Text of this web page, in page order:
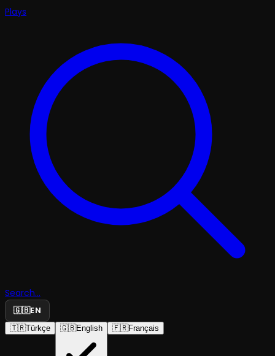
Plays
Search...
🇬🇧EN
🇹🇷Türkçe 🇬🇧English 🇫🇷Français